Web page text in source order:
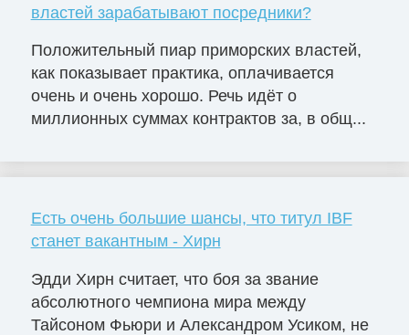
властей зарабатывают посредники?
Положительный пиар приморских властей,
как показывает практика, оплачивается
очень и очень хорошо. Речь идёт о
миллионных суммах контрактов за, в общ...
Есть очень большие шансы, что титул IBF
станет вакантным - Хирн
Эдди Хирн считает, что боя за звание
абсолютного чемпиона мира между
Тайсоном Фьюри и Александром Усиком, не